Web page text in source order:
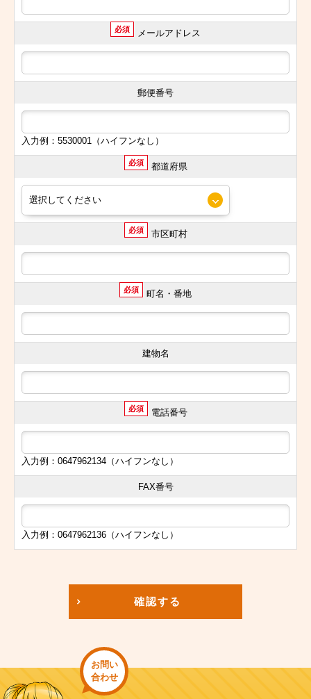
必須 メールアドレス
郵便番号
入力例：5530001（ハイフンなし）
必須 都道府県
必須 市区町村
必須 町名・番地
建物名
必須 電話番号
入力例：0647962134（ハイフンなし）
FAX番号
入力例：0647962136（ハイフンなし）
確認する
お問い
合わせ